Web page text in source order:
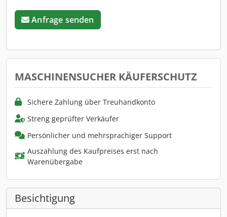
Anfrage senden
MASCHINENSUCHER KÄUFERSCHUTZ
Sichere Zahlung über Treuhandkonto
Streng geprüfter Verkäufer
Persönlicher und mehrsprachiger Support
Auszahlung des Kaufpreises erst nach
Warenübergabe
Besichtigung